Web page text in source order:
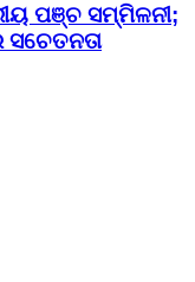
ପଞ୍ଚ ସମ୍ମିଳନୀ;